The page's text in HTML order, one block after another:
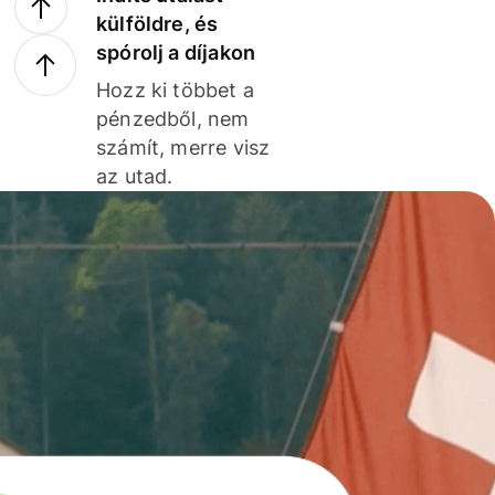
külföldre, és
spórolj a díjakon
Hozz ki többet a
pénzedből, nem
számít, merre visz
az utad.